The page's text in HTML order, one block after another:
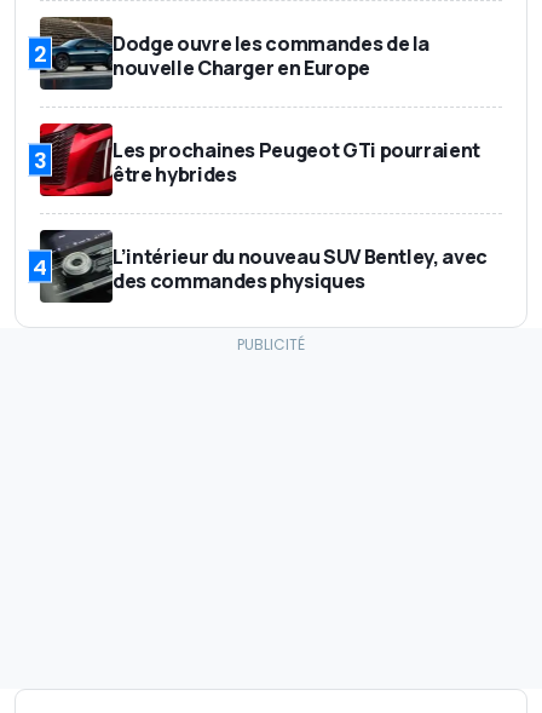
2
Dodge ouvre les commandes de la
nouvelle Charger en Europe
3
Les prochaines Peugeot GTi pourraient
être hybrides
4
L’intérieur du nouveau SUV Bentley, avec
des commandes physiques